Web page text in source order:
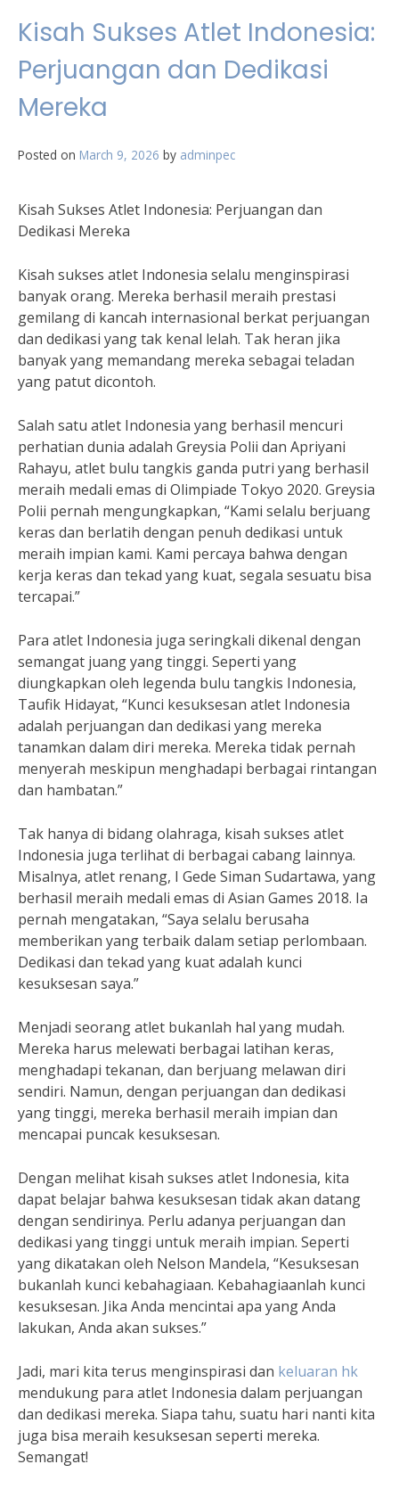
Kisah Sukses Atlet Indonesia:
Perjuangan dan Dedikasi
Mereka
Posted on March 9, 2026 by adminpec
Kisah Sukses Atlet Indonesia: Perjuangan dan
Dedikasi Mereka
Kisah sukses atlet Indonesia selalu menginspirasi
banyak orang. Mereka berhasil meraih prestasi
gemilang di kancah internasional berkat perjuangan
dan dedikasi yang tak kenal lelah. Tak heran jika
banyak yang memandang mereka sebagai teladan
yang patut dicontoh.
Salah satu atlet Indonesia yang berhasil mencuri
perhatian dunia adalah Greysia Polii dan Apriyani
Rahayu, atlet bulu tangkis ganda putri yang berhasil
meraih medali emas di Olimpiade Tokyo 2020. Greysia
Polii pernah mengungkapkan, “Kami selalu berjuang
keras dan berlatih dengan penuh dedikasi untuk
meraih impian kami. Kami percaya bahwa dengan
kerja keras dan tekad yang kuat, segala sesuatu bisa
tercapai.”
Para atlet Indonesia juga seringkali dikenal dengan
semangat juang yang tinggi. Seperti yang
diungkapkan oleh legenda bulu tangkis Indonesia,
Taufik Hidayat, “Kunci kesuksesan atlet Indonesia
adalah perjuangan dan dedikasi yang mereka
tanamkan dalam diri mereka. Mereka tidak pernah
menyerah meskipun menghadapi berbagai rintangan
dan hambatan.”
Tak hanya di bidang olahraga, kisah sukses atlet
Indonesia juga terlihat di berbagai cabang lainnya.
Misalnya, atlet renang, I Gede Siman Sudartawa, yang
berhasil meraih medali emas di Asian Games 2018. Ia
pernah mengatakan, “Saya selalu berusaha
memberikan yang terbaik dalam setiap perlombaan.
Dedikasi dan tekad yang kuat adalah kunci
kesuksesan saya.”
Menjadi seorang atlet bukanlah hal yang mudah.
Mereka harus melewati berbagai latihan keras,
menghadapi tekanan, dan berjuang melawan diri
sendiri. Namun, dengan perjuangan dan dedikasi
yang tinggi, mereka berhasil meraih impian dan
mencapai puncak kesuksesan.
Dengan melihat kisah sukses atlet Indonesia, kita
dapat belajar bahwa kesuksesan tidak akan datang
dengan sendirinya. Perlu adanya perjuangan dan
dedikasi yang tinggi untuk meraih impian. Seperti
yang dikatakan oleh Nelson Mandela, “Kesuksesan
bukanlah kunci kebahagiaan. Kebahagiaanlah kunci
kesuksesan. Jika Anda mencintai apa yang Anda
lakukan, Anda akan sukses.”
Jadi, mari kita terus menginspirasi dan keluaran hk
mendukung para atlet Indonesia dalam perjuangan
dan dedikasi mereka. Siapa tahu, suatu hari nanti kita
juga bisa meraih kesuksesan seperti mereka.
Semangat!